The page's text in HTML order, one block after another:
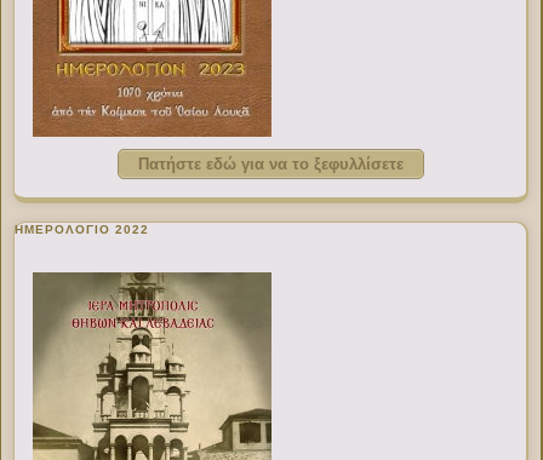
Πατήστε εδώ για να το ξεφυλλίσετε
ΗΜΕΡΟΛΟΓΙΟ 2022